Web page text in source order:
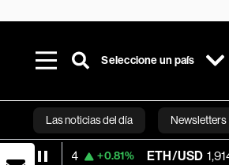
Seleccione un país
Las noticias del día Newsletters
ETH/USD 1,914.823 +0.47%